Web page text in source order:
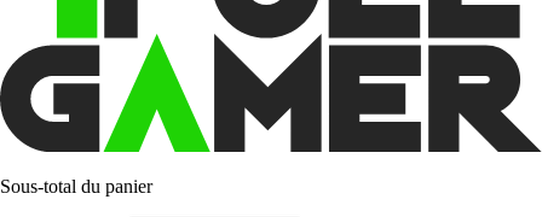
Sous-total du panier